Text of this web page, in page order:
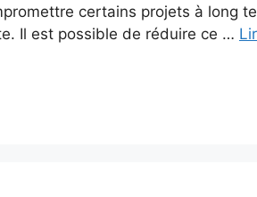
certains projets à long
Il est possible de réduire ce …